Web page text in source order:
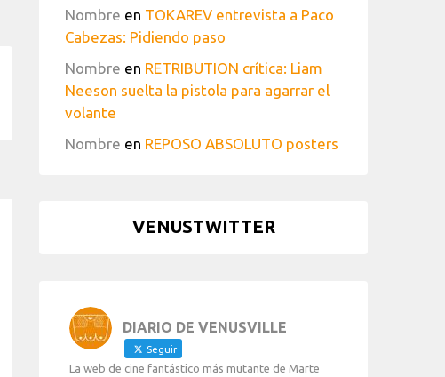
Nombre en TOKAREV entrevista a Paco
Cabezas: Pidiendo paso
Nombre en RETRIBUTION crítica: Liam
Neeson suelta la pistola para agarrar el
volante
Nombre en REPOSO ABSOLUTO posters
VENUSTWITTER
DIARIO DE VENUSVILLE
Seguir
La web de cine fantástico más mutante de Marte